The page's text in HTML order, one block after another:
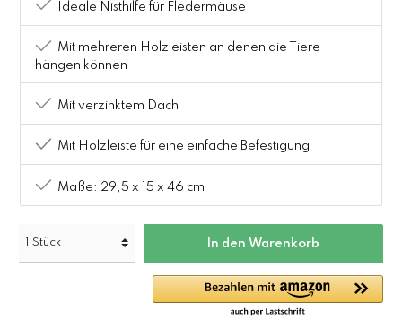
Ideale Nisthilfe für Fledermäuse
Mit mehreren Holzleisten an denen die Tiere
hängen können
Mit verzinktem Dach
Mit Holzleiste für eine einfache Befestigung
Maße: 29,5 x 15 x 46 cm
In den Warenkorb